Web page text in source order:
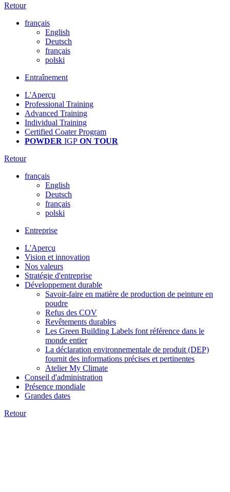
Retour
français
English
Deutsch
français
polski
Entraînement
L'Aperçu
Professional Training
Advanced Training
Individual Training
Certified Coater Program
POWDER IGP ON TOUR
Retour
français
English
Deutsch
français
polski
Entreprise
L'Aperçu
Vision et innovation
Nos valeurs
Stratégie d'entreprise
Développement durable
Savoir-faire en matière de production de peinture en
poudre
Refus des COV
Revêtements durables
Les Green Building Labels font référence dans le
monde entier
La déclaration environnementale de produit (DEP)
fournit des informations précises et pertinentes
Atelier My Climate
Conseil d'administration
Présence mondiale
Grandes dates
Retour